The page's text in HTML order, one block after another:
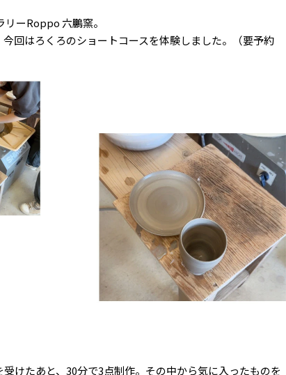
リーRoppo 六鵬窯。
回はろくろのショートコースを体験しました。（要予約
けたあと、30分で3点制作。その中から気に入ったものを